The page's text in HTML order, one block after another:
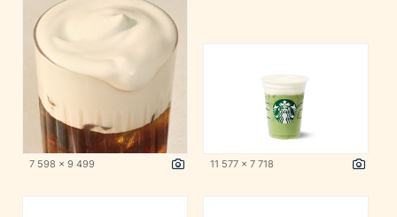
7 598 x 9 499 11 577 x 7 718